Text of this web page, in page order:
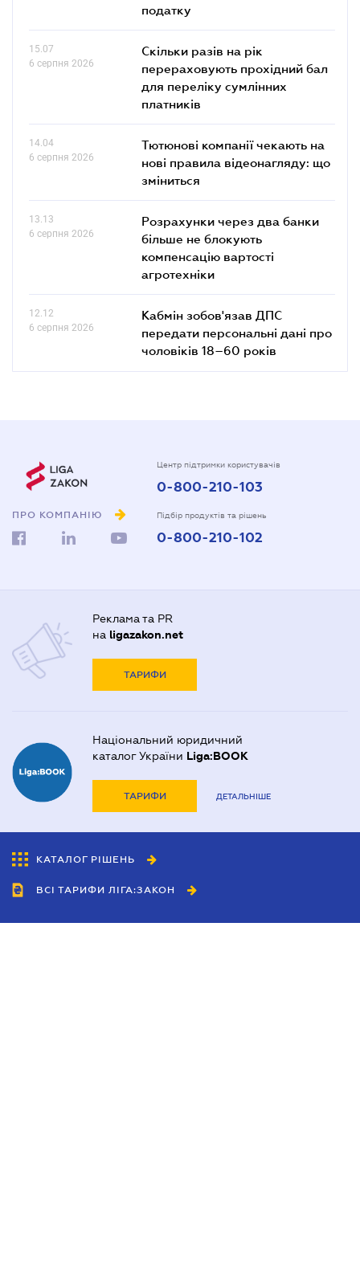
податку
15.07
6 серпня 2026
Скільки разів на рік
перераховують прохідний бал
для переліку сумлінних
платників
14.04
6 серпня 2026
Тютюнові компанії чекають на
нові правила відеонагляду: що
зміниться
13.13
6 серпня 2026
Розрахунки через два банки
більше не блокують
компенсацію вартості
агротехніки
12.12
6 серпня 2026
Кабмін зобов'язав ДПС
передати персональні дані про
чоловіків 18–60 років
ПРО КОМПАНІЮ
Центр підтримки користувачів
0-800-210-103
Підбір продуктів та рішень
0-800-210-102
Реклама та PR
на ligazakon.net
ТАРИФИ
Національний юридичний
каталог України Liga:BOOK
ТАРИФИ ДЕТАЛЬНІШЕ
КАТАЛОГ РІШЕНЬ
ВСІ ТАРИФИ ЛІГА:ЗАКОН